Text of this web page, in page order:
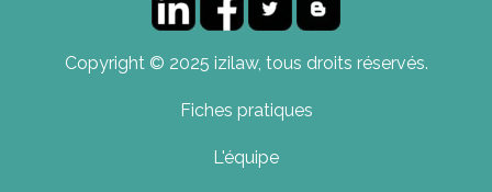
Copyright © 2025 izilaw, tous droits réservés.
Fiches pratiques
L'équipe